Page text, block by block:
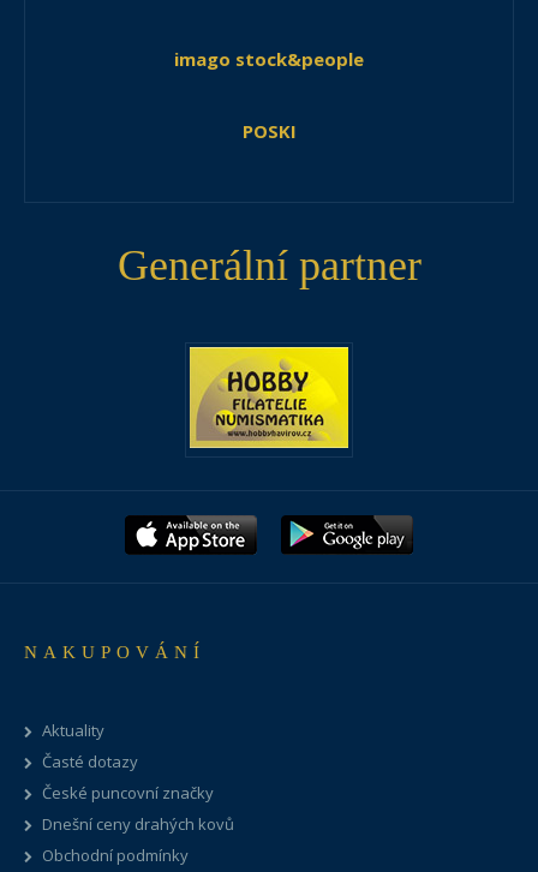
imago stock&people
POSKI
Generální partner
NAKUPOVÁNÍ
Aktuality
Časté dotazy
České puncovní značky
Dnešní ceny drahých kovů
Obchodní podmínky